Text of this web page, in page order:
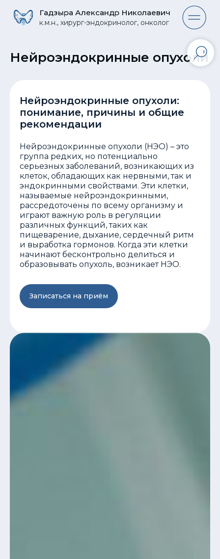
Гадзыра Александр Николаевич
к.м.н., хирург-эндокринолог, онколог
Гадзыра Александр Николаевич
к.м.н., хирург-эндокринолог, онколог
Нейроэндокринные опухоли
Нейроэндокринные опухоли:
понимание, причины и общие
рекомендации
Нейроэндокринные опухоли (НЭО) – это
группа редких, но потенциально
серьезных заболеваний, возникающих из
клеток, обладающих как нервными, так и
эндокринными свойствами. Эти клетки,
называемые нейроэндокринными,
рассредоточены по всему организму и
играют важную роль в регуляции
различных функций, таких как
пищеварение, дыхание, сердечный ритм
и выработка гормонов. Когда эти клетки
начинают бесконтрольно делиться и
образовывать опухоль, возникает НЭО.
Записаться на приём